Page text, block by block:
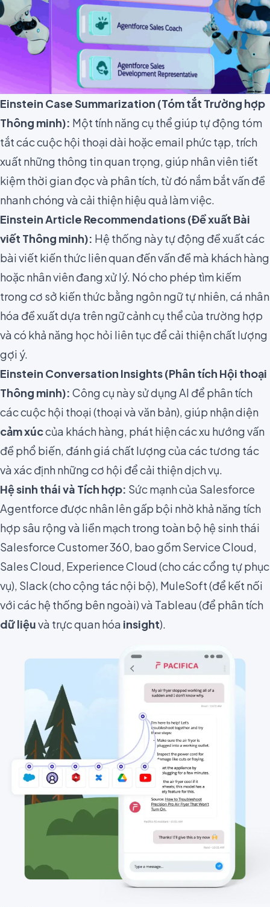
Einstein Case Summarization (Tóm tắt Trường hợp
Thông minh): Một tính năng cụ thể giúp tự động tóm
tắt các cuộc hội thoại dài hoặc email phức tạp, trích
xuất những thông tin quan trọng, giúp nhân viên tiết
kiệm thời gian đọc và phân tích, từ đó nắm bắt vấn đề
nhanh chóng và cải thiện hiệu quả làm việc.
Einstein Article Recommendations (Đề xuất Bài
viết Thông minh): Hệ thống này tự động đề xuất các
bài viết kiến thức liên quan đến vấn đề mà khách hàng
hoặc nhân viên đang xử lý. Nó cho phép tìm kiếm
trong cơ sở kiến thức bằng ngôn ngữ tự nhiên, cá nhân
hóa đề xuất dựa trên ngữ cảnh cụ thể của trường hợp
và có khả năng học hỏi liên tục để cải thiện chất lượng
gợi ý.
Einstein Conversation Insights (Phân tích Hội thoại
Thông minh): Công cụ này sử dụng AI để phân tích
các cuộc hội thoại (thoại và văn bản), giúp nhận diện
cảm xúccủa khách hàng, phát hiện các xu hướng vấn
đề phổ biến, đánh giá chất lượng của các tương tác
và xác định những cơ hội để cải thiện dịch vụ.
Hệ sinh thái và Tích hợp: Sức mạnh của Salesforce
Agentforce được nhân lên gấp bội nhờ khả năng tích
hợp sâu rộng và liền mạch trong toàn bộ hệ sinh thái
Salesforce Customer 360, bao gồm Service Cloud,
Sales Cloud, Experience Cloud (cho các cổng tự phục
vụ), Slack (cho cộng tác nội bộ), MuleSoft (để kết nối
với các hệ thống bên ngoài) và Tableau (để phân tích
dữ liệuvà trực quan hóa insight).